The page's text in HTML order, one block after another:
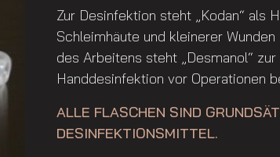
Zur Desinfektion steht „Kodan“ als
Schleimhäute und kleinerer
des Arbeitens steht „Desmanol“
Handdesinfektion vor Operationen
ALLE FLASCHEN SIND
DESINFEKTIONSMITTEL.